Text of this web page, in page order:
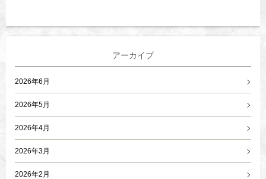
アーカイブ
2026年6月
2026年5月
2026年4月
2026年3月
2026年2月